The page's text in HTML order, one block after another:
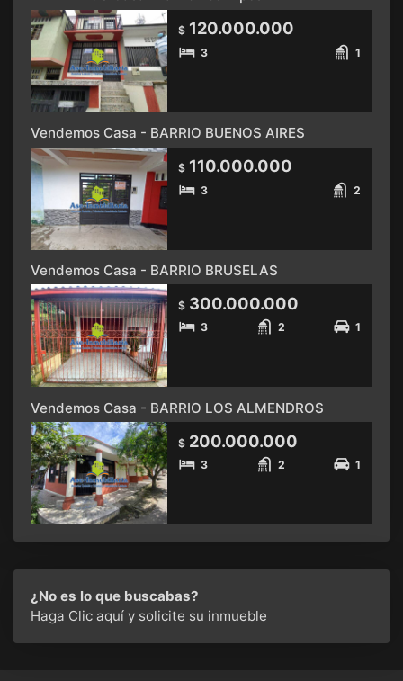
$ 120.000.000
3 1
Vendemos Casa - BARRIO BUENOS AIRES
$ 110.000.000
3 2
Vendemos Casa - BARRIO BRUSELAS
$ 300.000.000
3 2 1
Vendemos Casa - BARRIO LOS ALMENDROS
$ 200.000.000
3 2 1
¿No es lo que buscabas?
Haga Clic aquí y solicite su inmueble